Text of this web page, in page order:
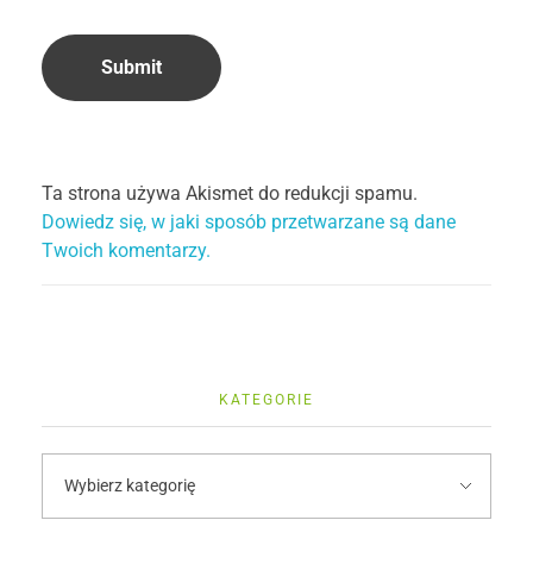
Ta strona używa Akismet do redukcji spamu.
Dowiedz się, w jaki sposób przetwarzane są dane
Twoich komentarzy.
KATEGORIE